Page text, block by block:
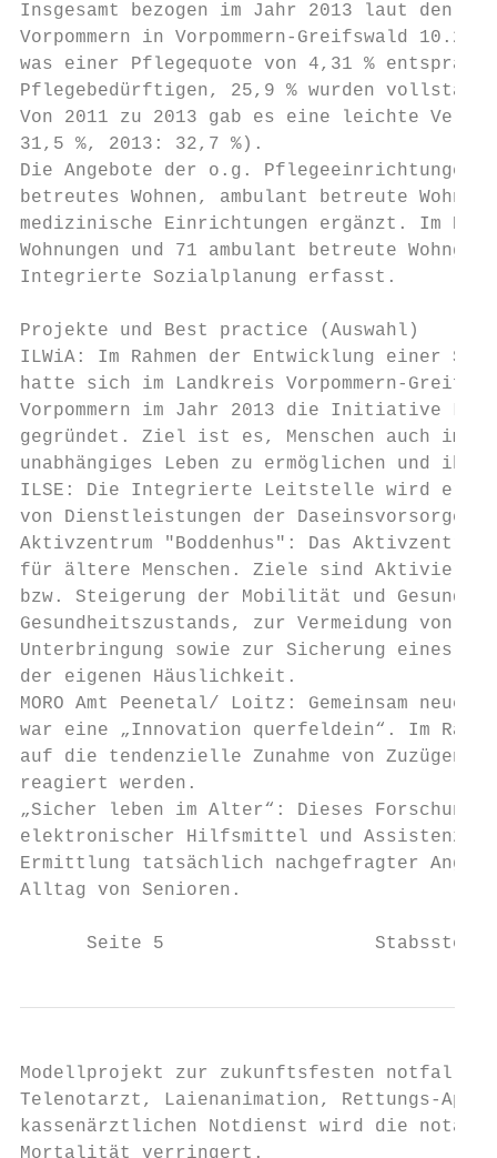
Insgesamt bezogen im Jahr 2013 laut den
Vorpommern in Vorpommern-Greifswald
was einer Pflegequote von 4,31 %
Pflegebedürftigen, 25,9 % wurden
Von 2011 zu 2013 gab es eine leichte
31,5 %, 2013: 32,7 %).
Die Angebote der o.g. Pflegeeinrichtungen
betreutes Wohnen, ambulant betreute
medizinische Einrichtungen ergänzt. Im
Wohnungen und 71 ambulant betreute
Integrierte Sozialplanung erfasst.
Projekte und Best practice (Auswahl)
ILWiA: Im Rahmen der Entwicklung einer
hatte sich im Landkreis Vorpommern-
Vorpommern im Jahr 2013 die Initiative
gegründet. Ziel ist es, Menschen auch im
unabhängiges Leben zu ermöglichen und
ILSE: Die Integrierte Leitstelle wird
von Dienstleistungen der Daseinsvorsorge
Aktivzentrum "Boddenhus": Das
für ältere Menschen. Ziele sind
bzw. Steigerung der Mobilität und
Gesundheitszustands, zur Vermeidung
Unterbringung sowie zur Sicherung eines
der eigenen Häuslichkeit.
MORO Amt Peenetal/ Loitz: Gemeinsam neue
war eine „Innovation querfeldein“. Im
auf die tendenzielle Zunahme von Zuzügen
reagiert werden.
„Sicher leben im Alter“: Dieses
elektronischer Hilfsmittel und
Ermittlung tatsächlich nachgefragter
Alltag von Senioren.
Seite 5
Modellprojekt zur zukunftsfesten
Telenotarzt, Laienanimation, Rettungs-App
kassenärztlichen Notdienst wird die
Mortalität verringert.